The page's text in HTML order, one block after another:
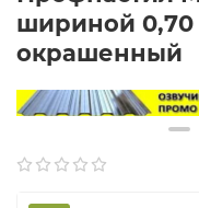
шириной
окрашенный